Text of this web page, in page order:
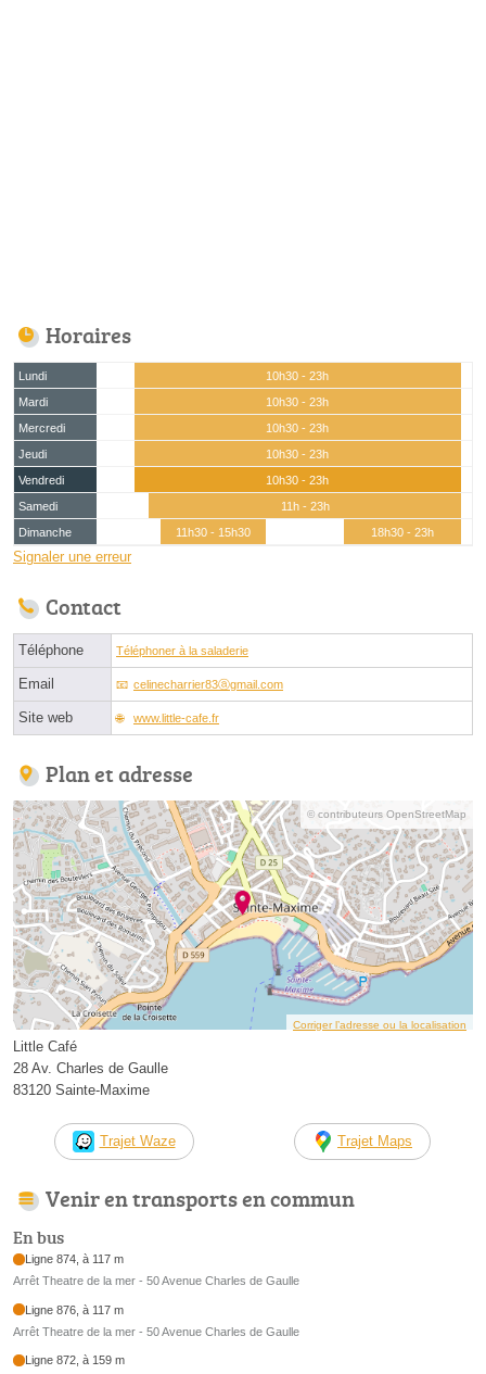
Horaires
Lundi
10h30 - 23h
Mardi
10h30 - 23h
Mercredi
10h30 - 23h
Jeudi
10h30 - 23h
Vendredi
10h30 - 23h
Samedi
11h - 23h
Dimanche
11h30 - 15h30 18h30 - 23h
Signaler une erreur
Contact
Téléphone Téléphoner à la saladerie
Email celinecharrier83ⓐgmail.com
Site web www.little-cafe.fr
Plan et adresse
© contributeurs OpenStreetMap
Corriger l’adresse ou la localisation
Little Café
28 Av. Charles de Gaulle
83120 Sainte-Maxime
Trajet Waze Trajet Maps
Venir en transports en commun
En bus
Ligne 874, à 117 m
Arrêt Theatre de la mer - 50 Avenue Charles de Gaulle
Ligne 876, à 117 m
Arrêt Theatre de la mer - 50 Avenue Charles de Gaulle
Ligne 872, à 159 m